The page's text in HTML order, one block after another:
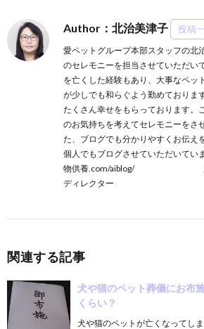
Author：北治美津子 投稿
愛ペットグループ本部スタッフの北
のセレモニーを担当させていただい
を亡くした経験もあり、大事なペッ
が少しでも和らぐよう勤めておりま
たくさん幸せをもらっております。
のお気持ちを考えてセレモニーをさ
た、ブログでも分かりやすくお伝え
個人でもブログさせていただいてい
物供養.com/aiblog/ 所有
ディレクター
関連する記事
犬や猫のペット葬儀にお布
くらい？
犬や猫のペットが亡くなってし